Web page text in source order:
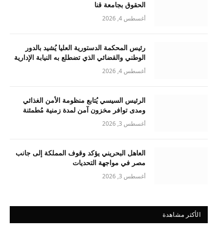
الحقوق بجامعة قنا
أغسطس 4, 2026
رئيس المحكمة الدستورية العليا يُشيد بالدور
الوطني والقضائي الذي تضطلع به النيابة الإدارية
أغسطس 4, 2026
الرئيس السيسي يُتابع منظومة الأمن الغذائي
ومدى توافر مخزون آمن لمدة زمنية مُطمئنة
أغسطس 3, 2026
العاهل البحريني يؤكد وقوف المملكة إلى جانب
مصر في مواجهة التحديات
أغسطس 3, 2026
الأكثر مشاهدة